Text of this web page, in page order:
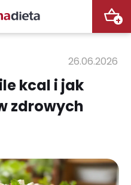
+
26.06.2026
kcal i jak
zdrowych